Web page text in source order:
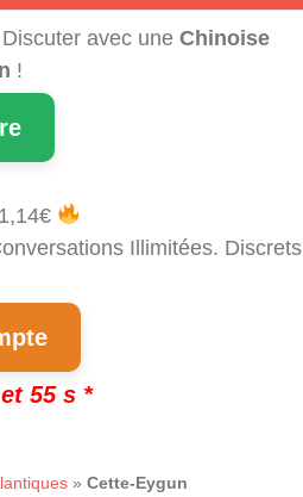
avec une Chinoise
!
Illimitées. Discrets
54 s *
» Cette-Eygun